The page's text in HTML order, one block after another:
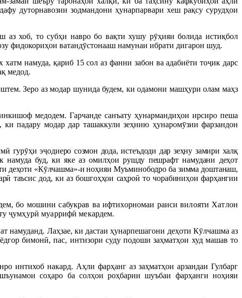
дуторнавозии зодмандони ҳунарпарвари хеш рақсу cурудҳои
хоб, то субҳи навро бо вақти хушу рӯҳияи болида истиқбол
фидокориҳои ватандӯстонааш намунаи ибрати дигарон шуд.
намуда, қариб 15 сол аз фанни забон ва адабиёти тоҷик дарс
медод.
Зеро аз модар шунида будем, ки одамони машҳури олам маҳз
медодем. Гарчанде санъату ҳунармандиҳои ирсиро пеша
падару модар дар ташаккули зеҳнию ҳунаромӯзии фарзандон
гурӯҳи эҷодиеро соз­мон дода, истеъдоди дар зеҳну замири халқ
намуда буд, ки яке аз омилҳои рушду пешрафт намудани деҳот
деҳоти «Кӯлчашма»-и ноҳияи Муъминободро ба зимма доштанаш,
таъсис дод, ки аз бошгоҳҳои саҳроӣ то чорабиниҳои фарҳангии
бо мошини сабукрав ва ифтихорномаи раиси вилояти Хатлон
ҷумҳурӣ муаррифӣ мекардем.
намуданд. Лаҳзае, ки дастаи ҳунарпешагони деҳоти Кӯлчашма аз
бимонӣ, пас, интизори суду подоши заҳматҳои худ машав то
интихоб накард. Аҳли фарҳанг аз заҳматҳои арзандаи Гулбарг
соҳаро ба солҳои роҳбарии шуъбаи фарҳанги ноҳияи